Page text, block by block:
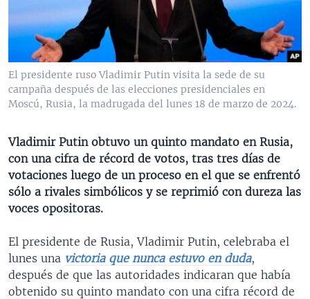
VENEZUELA
BRASIL
NICARAGUA
ECONOMÍA
ENTRETENIMIENTO Y CULTURA
TECNOLOGÍA
DEPORTES
CIENCIA Y SALUD
MULTIMEDIA
VIDEOS
FOTOGRAFÍA
AUDIOS
PROGRAMAS TV
EL MUNDO AL DÍA
FORO INTERAMERICANO
VISIÓN 360
LAS CLAVES
PANORAMA
RADIO
AVANCE INFORMATIVO
AUDIONOTICIAS
BUENOS DÍAS AMÉRICA
ESTADOS UNIDOS AL DÍA
EL MUNDO AL DÍA [RADIO]
FORO [RADIO]
DEPORTIVO INTERNACIONAL
NOTA ECONÓMICA
ENTRETENIMIENTO
DIRECT
DOCUMENTALES DE LA VOA
Learning English
SÍGANOS
Idiomas
El presidente ruso Vladimir Putin visita la sede de su
campaña después de las elecciones presidenciales en
Moscú, Rusia, la madrugada del lunes 18 de marzo de 2024.
Vladimir Putin obtuvo un quinto mandato en Rusia,
con una cifra de récord de votos, tras tres días de
votaciones luego de un proceso en el que se enfrentó
sólo a rivales simbólicos y se reprimió con dureza las
voces opositoras.
El presidente de Rusia, Vladimir Putin, celebraba el
lunes una victoria que nunca estuvo en duda,
después de que las autoridades indicaran que había
obtenido su quinto mandato con una cifra récord de